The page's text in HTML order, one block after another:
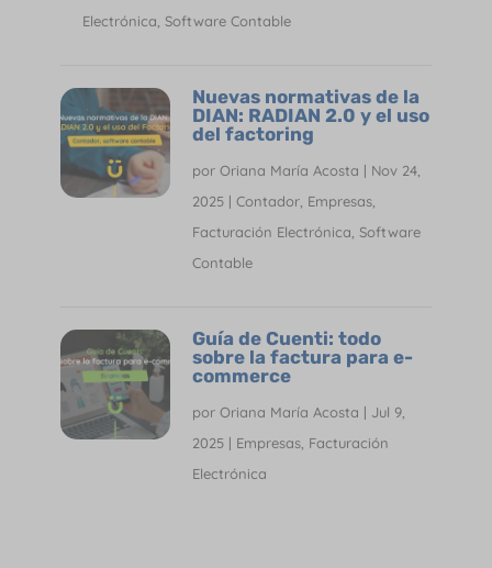
Electrónica Software Contable
Nuevas normativas de la
DIAN: RADIAN 2.0 y el uso
del factoring
por Oriana María Acosta | Nov 24,
2025| Contador, Empresas,
Facturación Electrónica Software
Contable
Guía de Cuenti: todo
sobre la factura para e-
commerce
por Oriana María Acosta | Jul 9,
2025| Empresas, Facturación
Electrónica